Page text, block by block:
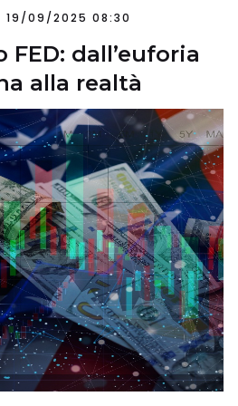
19/09/2025 08:30
dall’euforia
alla realtà